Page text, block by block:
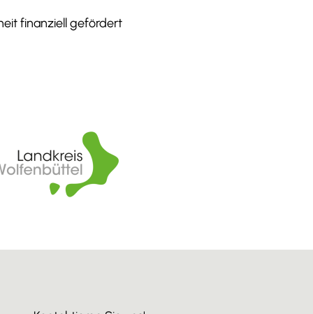
finanziell gefördert